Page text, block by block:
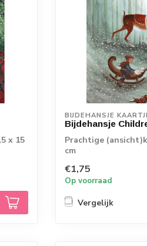
x 15
BIJDEHANSJE
Bijdehansje
Prachtige
cm
€1,75
Op voorraad
Vergelijk